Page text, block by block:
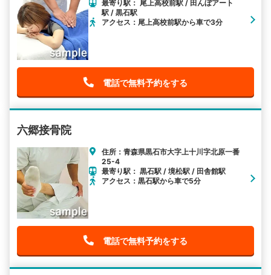
最寄り駅： 尾上高校前駅 / 田んぼアート
駅 / 黒石駅
アクセス：尾上高校前駅から車で3分
電話で無料予約をする
六郷接骨院
住所：青森県黒石市大字上十川字北原一番
25-4
最寄り駅： 黒石駅 / 境松駅 / 田舎館駅
アクセス：黒石駅から車で5分
電話で無料予約をする